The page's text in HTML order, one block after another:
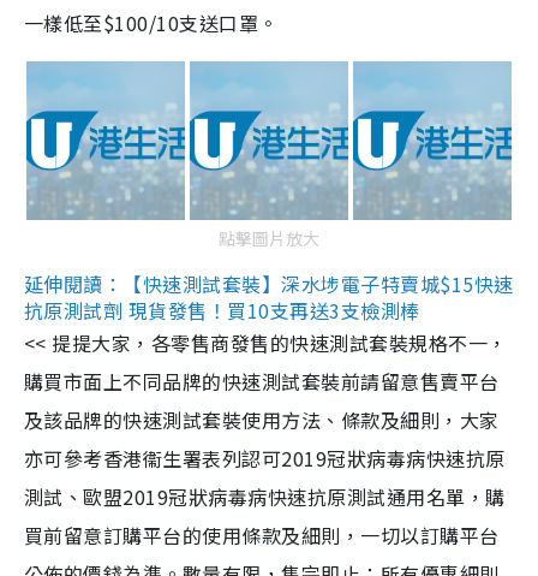
一樣低至$100/10支送口罩。
點擊圖片放大
延伸閱讀：【快速測試套裝】深水埗電子特賣城$15快速
抗原測試劑 現貨發售！買10支再送3支檢測棒
<< 提提大家，各零售商發售的快速測試套裝規格不一，
購買市面上不同品牌的快速測試套裝前請留意售賣平台
及該品牌的快速測試套裝使用方法、條款及細則，大家
亦可參考香港衞生署表列認可2019冠狀病毒病快速抗原
測試、歐盟2019冠狀病毒病快速抗原測試通用名單，購
買前留意訂購平台的使用條款及細則，一切以訂購平台